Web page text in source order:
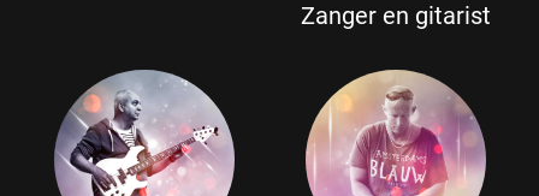
Zanger en gitarist